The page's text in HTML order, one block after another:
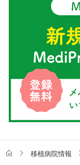
移植病院情報